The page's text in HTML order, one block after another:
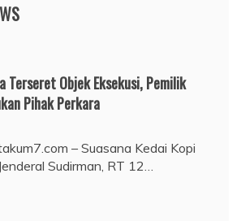
Terseret Objek Eksekusi, Pemilik
Pihak Perkara
– Suasana Kedai Kopi
Sudirman, RT 12…